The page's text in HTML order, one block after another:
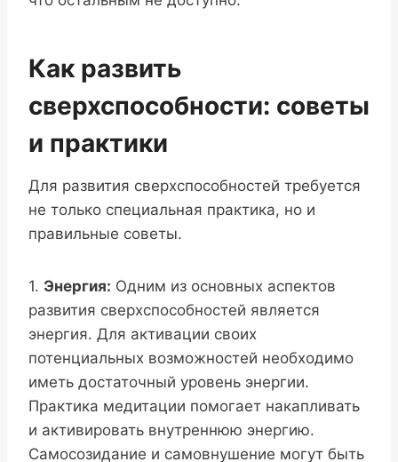
Как развить
сверхспособности: советы
и практики
Для развития сверхспособностей требуется
не только специальная практика, но и
правильные советы.
1. Энергия: Одним из основных аспектов
развития сверхспособностей является
энергия. Для активации своих
потенциальных возможностей необходимо
иметь достаточный уровень энергии.
Практика медитации помогает накапливать
и активировать внутреннюю энергию.
Самосозидание и самовнушение могут быть